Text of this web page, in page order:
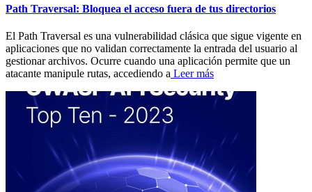
Path Traversal: Bloquea el acceso fuera de tus directorios
El Path Traversal es una vulnerabilidad clásica que sigue vigente en
aplicaciones que no validan correctamente la entrada del usuario al
gestionar archivos. Ocurre cuando una aplicación permite que un
atacante manipule rutas, accediendo a Leer más